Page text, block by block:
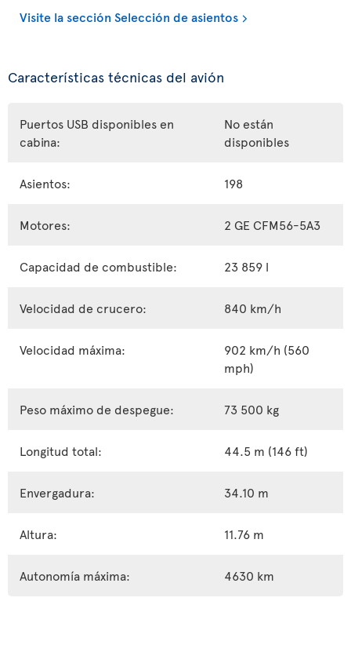
Visite la sección Selección de asientos
Características técnicas del avión
Puertos USB disponibles en
cabina:
No están
disponibles
Asientos: 198
Motores: 2 GE CFM56-5A3
Capacidad de combustible: 23 859 l
Velocidad de crucero: 840 km/h
Velocidad máxima:
902 km/h (560
mph)
Peso máximo de despegue: 73 500 kg
Longitud total: 44.5 m (146 ft)
Envergadura: 34.10 m
Altura: 11.76 m
Autonomía máxima: 4630 km